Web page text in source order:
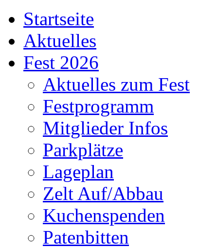
Startseite
Aktuelles
Fest 2026
Aktuelles zum Fest
Festprogramm
Mitglieder Infos
Parkplätze
Lageplan
Zelt Auf/Abbau
Kuchenspenden
Patenbitten